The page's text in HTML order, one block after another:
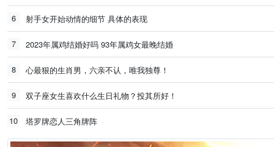
6 射手女开始动情的细节 具体的表现
7 2023年属鸡结婚好吗 93年属鸡女最晚结婚
8 心最狠的生肖男，六亲不认，唯我独尊！
9 双子座女生喜欢什么生日礼物？投其所好！
10 塔罗牌恋人三角牌阵